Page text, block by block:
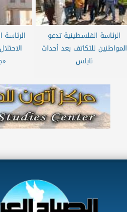
الرئاسة الفلسطينية تدعو
المواطنين للتكاتف بعد أحداث
نابلس